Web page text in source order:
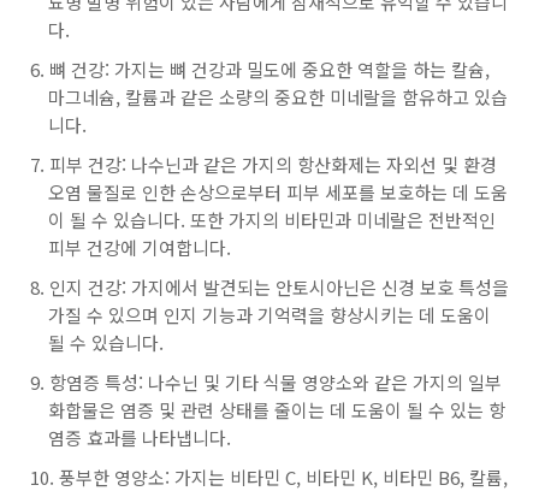
다.
뼈 건강: 가지는 뼈 건강과 밀도에 중요한 역할을 하는 칼슘,
마그네슘, 칼륨과 같은 소량의 중요한 미네랄을 함유하고 있습
니다.
피부 건강: 나수닌과 같은 가지의 항산화제는 자외선 및 환경
오염 물질로 인한 손상으로부터 피부 세포를 보호하는 데 도움
이 될 수 있습니다. 또한 가지의 비타민과 미네랄은 전반적인
피부 건강에 기여합니다.
인지 건강: 가지에서 발견되는 안토시아닌은 신경 보호 특성을
가질 수 있으며 인지 기능과 기억력을 향상시키는 데 도움이
될 수 있습니다.
항염증 특성: 나수닌 및 기타 식물 영양소와 같은 가지의 일부
화합물은 염증 및 관련 상태를 줄이는 데 도움이 될 수 있는 항
염증 효과를 나타냅니다.
풍부한 영양소: 가지는 비타민 C, 비타민 K, 비타민 B6, 칼륨,